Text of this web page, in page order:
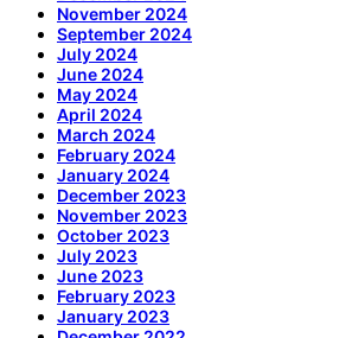
November 2024
September 2024
July 2024
June 2024
May 2024
April 2024
March 2024
February 2024
January 2024
December 2023
November 2023
October 2023
July 2023
June 2023
February 2023
January 2023